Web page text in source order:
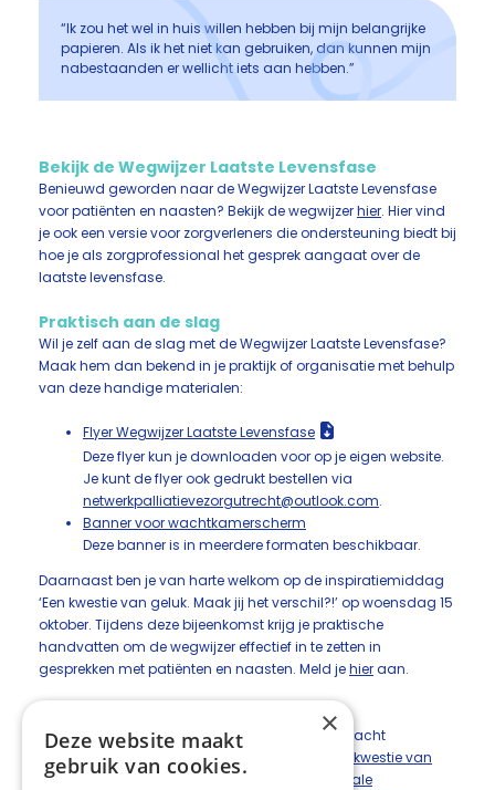
“Ik zou het wel in huis willen hebben bij mijn belangrijke
papieren. Als ik het niet kan gebruiken, dan kunnen mijn
nabestaanden er wellicht iets aan hebben.”
Bekijk de Wegwijzer Laatste Levensfase
Benieuwd geworden naar de Wegwijzer Laatste Levensfase
voor patiënten en naasten? Bekijk de wegwijzerhier. Hier vind
je ook een versie voor zorgverleners die ondersteuning biedt bij
hoe je als zorgprofessional het gesprek aangaat over de
laatste levensfase.
Praktisch aan de slag
Wil je zelf aan de slag met de Wegwijzer Laatste Levensfase?
Maak hem dan bekend in je praktijk of organisatie met behulp
van deze handige materialen:
Flyer Wegwijzer Laatste Levensfase
Deze flyer kun je downloaden voor op je eigen website.
Je kunt de flyer ook gedrukt bestellen via
netwerkpalliatievezorgutrecht@outlook.com.
Banner voor wachtkamerscherm
Deze banner is in meerdere formaten beschikbaar.
Daarnaast ben je van harte welkom op de inspiratiemiddag
‘Een kwestie van geluk. Maak jij het verschil?!’ op woensdag 15
oktober. Tijdens deze bijeenkomst krijg je praktische
handvatten om de wegwijzer effectief in te zetten in
gesprekken met patiënten en naasten. Meld jehieraan.
De Wegwijzer Laatste Levensfase is één van de acht
aanbevelingen uit de patiëntenverkenning
Een kwestie van
geluken is onderdeel van het project transmurale
×
Deze website maakt
gebruik van cookies.